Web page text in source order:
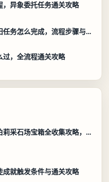
，异象委托任务通关攻略
异环异象委托唤孤归任务怎么完成，流程步骤与位置攻略
过，全流程通关攻略
明日方舟终末地阿伯莉采石场宝箱全收集攻略，全点位分布图与路线
成就触发条件与通关攻略